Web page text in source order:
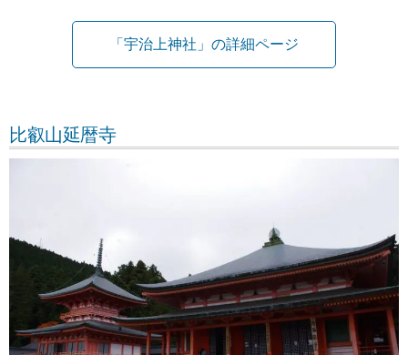
「宇治上神社」の詳細ページ
比叡山延暦寺